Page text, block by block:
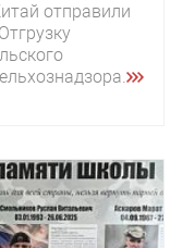
отправили